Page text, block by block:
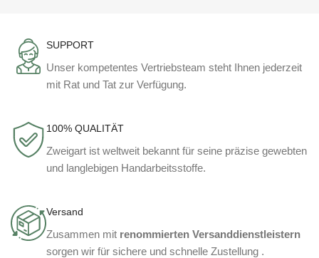
SUPPORT
Unser kompetentes Vertriebsteam steht Ihnen jederzeit
mit Rat und Tat zur Verfügung.
100% QUALITÄT
Zweigart ist weltweit bekannt für seine präzise gewebten
und langlebigen Handarbeitsstoffe.
Versand
Zusammen mit renommierten Versanddienstleistern
sorgen wir für sichere und schnelle Zustellung .